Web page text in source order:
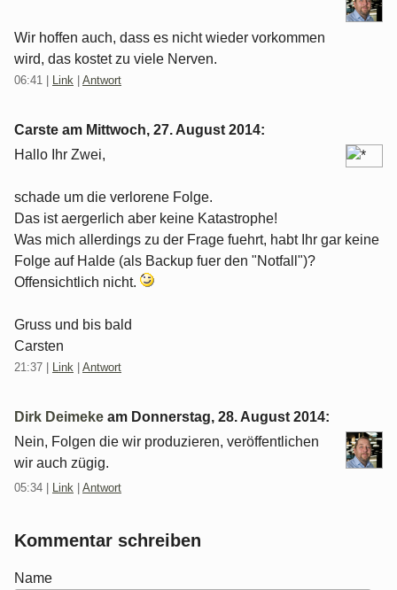
Wir hoffen auch, dass es nicht wieder vorkommen
wird, das kostet zu viele Nerven.
06:41 Link Antwort
Carste am Mittwoch, 27. August 2014:
Hallo Ihr Zwei,
schade um die verlorene Folge.
Das ist aergerlich aber keine Katastrophe!
Was mich allerdings zu der Frage fuehrt, habt Ihr gar keine
Folge auf Halde (als Backup fuer den "Notfall")?
Offensichtlich nicht.
Gruss und bis bald
Carsten
21:37 Link Antwort
Dirk Deimeke am Donnerstag, 28. August 2014:
Nein, Folgen die wir produzieren, veröffentlichen
wir auch zügig.
05:34 Link Antwort
Kommentar schreiben
Name